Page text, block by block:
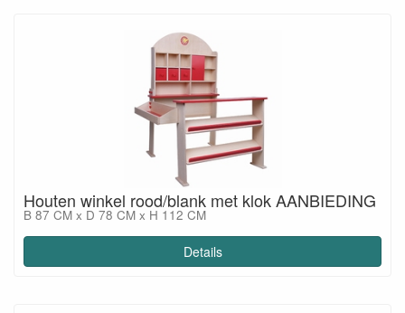
Houten winkel rood/blank met klok AANBIEDING
B 87 CM x D 78 CM x H 112 CM
Details